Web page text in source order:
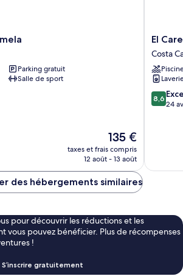
Parking gratuit
Salle de sport
Le
nouveau
prix
de
135 €
taxes et frais compris
12 août - 13 août
El
Careyes
Club
&
Costa
Careyes
El
Costa
8.6
sur
8,6
24
des hébergements similaires
pour découvrir les réductions et les
vous pouvez bénéficier. Plus de récompenses
!
S’inscrire gratuitement